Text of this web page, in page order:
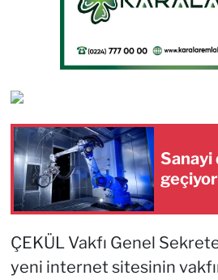
geçiyor
ÇEKÜL Vakfı Genel
yeni internet sitesinin